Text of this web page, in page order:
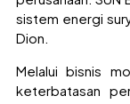
sistem energi
Dion.
Melalui bisnis
keterbatasan